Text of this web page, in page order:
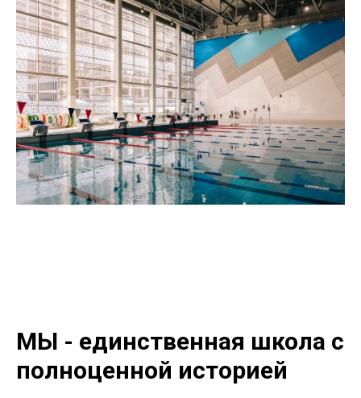
МЫ - единственная школа с
полноценной историей